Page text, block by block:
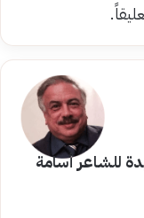
للشاعر أسامة